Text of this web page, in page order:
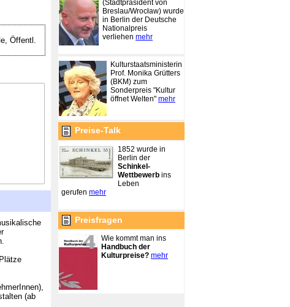
Öffentl.
(ab
(Stadtpräsident von
Breslau/Wrocław) wurde
in Berlin der Deutsche
Nationalpreis
verliehen mehr
Kulturstaatsministerin
Prof. Monika Grütters
(BKM) zum
Sonderpreis "Kultur
öffnet Welten" mehr
Preise-Talk
1852 wurde in
Berlin der
Schinkel-
Wettbewerb ins
Leben
gerufen mehr
Preisfragen
Wie kommt man ins
Handbuch der
Kulturpreise? mehr